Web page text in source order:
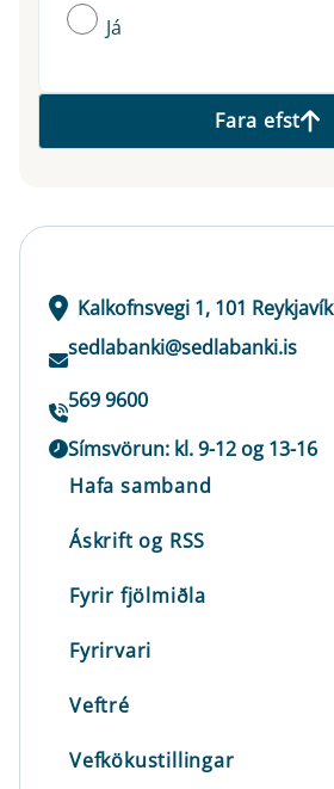
Já
Fara efst
Kalkofnsvegi 1, 101 Reykjavík
sedlabanki@sedlabanki.is
569 9600
Símsvörun: kl. 9-12 og 13-16
Hafa samband
Áskrift og RSS
Fyrir fjölmiðla
Fyrirvari
Veftré
Vefkökustillingar